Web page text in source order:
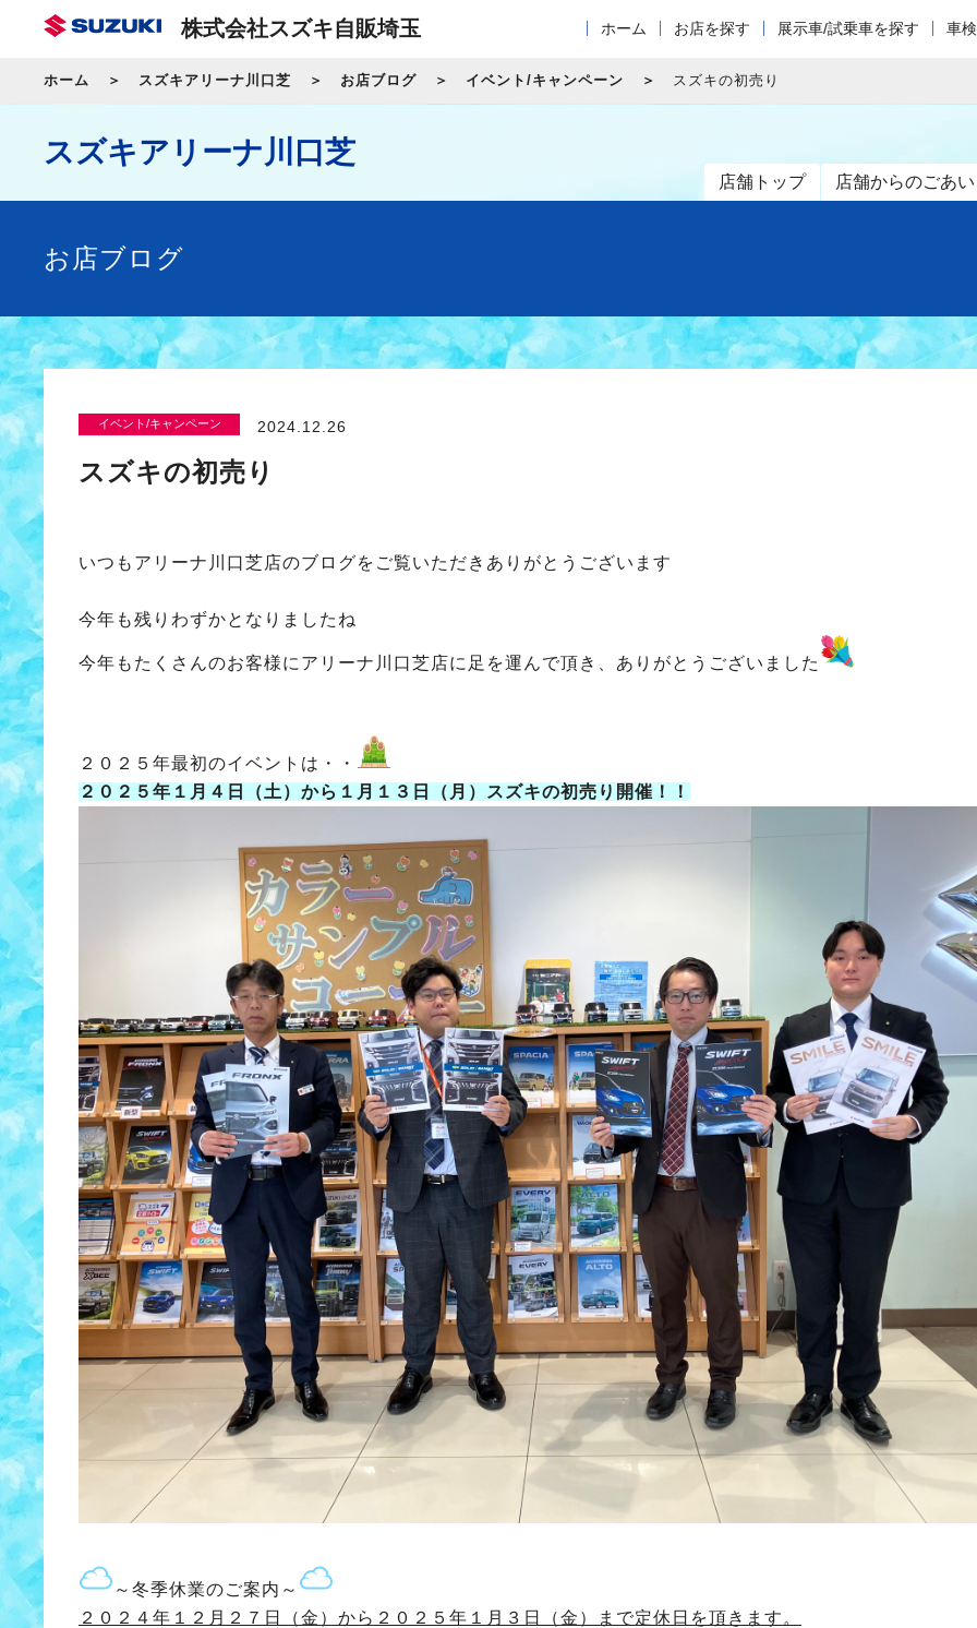
株式会社スズキ自販埼玉 ホーム お店を探す 展示車/試乗車を探す 車
ホーム スズキアリーナ川口芝 お店ブログ イベント/キャンペーン スズキの初売り
スズキアリーナ川口芝
店舗トップ 店舗からのごあ
お店ブログ
イベント/キャンペーン 2024.12.26
スズキの初売り
いつもアリーナ川口芝店のブログをご覧いただきありがとうございます
今年も残りわずかとなりましたね
今年もたくさんのお客様にアリーナ川口芝店に足を運んで頂き、ありがとうございました
２０２５年最初のイベントは・・
２０２５年１月４日（土）から１月１３日（月）スズキの初売り開催！！
～冬季休業のご案内～
２０２４年１２月２７日（金）から２０２５年１月３日（金）まで定休日を頂きます。